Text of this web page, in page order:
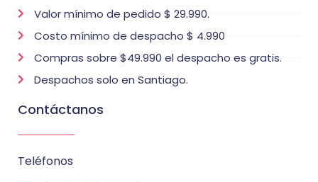
Valor mínimo de pedido $ 29.990.
Costo mínimo de despacho $ 4.990
Compras sobre $49.990 el despacho es gratis.
Despachos solo en Santiago.
Contáctanos
Teléfonos